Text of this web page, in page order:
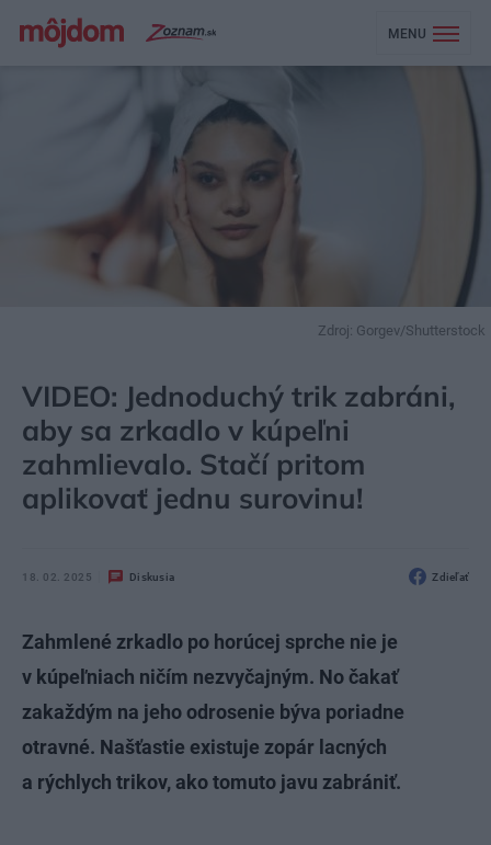
MENU
Zdroj: Gorgev/Shutterstock
VIDEO: Jednoduchý trik zabráni,
aby sa zrkadlo v kúpeľni
zahmlievalo. Stačí pritom
aplikovať jednu surovinu!
18. 02. 2025 Diskusia Zdieľať
Zahmlené zrkadlo po horúcej sprche nie je
v kúpeľniach ničím nezvyčajným. No čakať
zakaždým na jeho odrosenie býva poriadne
otravné. Našťastie existuje zopár lacných
a rýchlych trikov, ako tomuto javu zabrániť.